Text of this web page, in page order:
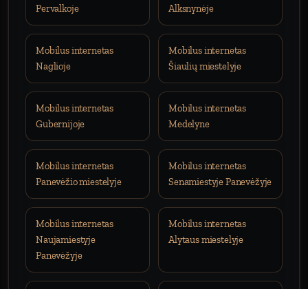
Pervalkoje
Alksnynėje
Mobilus internetas
Naglioje
Mobilus internetas
Šiaulių miestelyje
Mobilus internetas
Gubernijoje
Mobilus internetas
Medelyne
Mobilus internetas
Panevėžio miestelyje
Mobilus internetas
Senamiestyje Panevėžyje
Mobilus internetas
Naujamiestyje
Panevėžyje
Mobilus internetas
Alytaus miestelyje